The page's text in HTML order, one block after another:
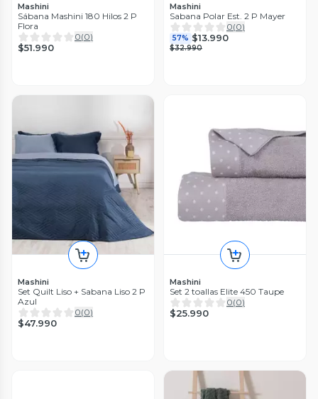
Mashini
Sábana Mashini 180 Hilos 2 P
Flora
0(0)
$51.990
Mashini
Sabana Polar Est. 2 P Mayer
0(0)
57% $13.990
$32.990
Mashini
Set Quilt Liso + Sabana Liso 2 P
Azul
0(0)
$47.990
Mashini
Set 2 toallas Elite 450 Taupe
0(0)
$25.990